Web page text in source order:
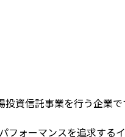
資信託事業を行う企業で
フォーマンスを追求する